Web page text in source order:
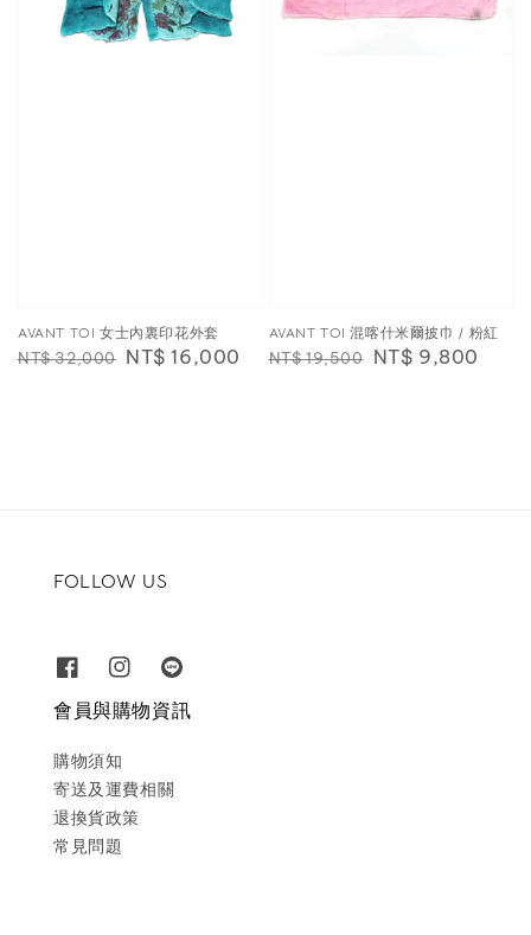
AVANT TOI 女士內裏印花外套
Regular
NT$ 32,000 Sale
NT$ 16,000
AVANT TOI 混喀什米爾披巾 / 粉紅
Regular
NT$ 19,500 Sale
NT$ 9,800
FOLLOW US
會員與購物資訊
購物須知
寄送及運費相關
退換貨政策
常見問題